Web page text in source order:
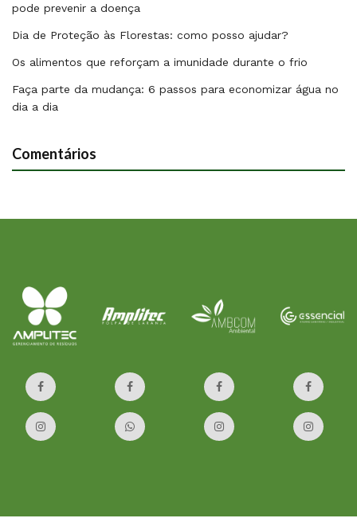
pode prevenir a doença
Dia de Proteção às Florestas: como posso ajudar?
Os alimentos que reforçam a imunidade durante o frio
Faça parte da mudança: 6 passos para economizar água no
dia a dia
Comentários